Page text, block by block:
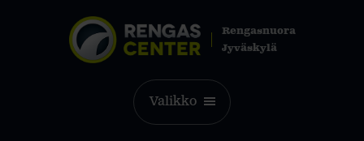
Rengasnuora
Jyväskylä
Valikko